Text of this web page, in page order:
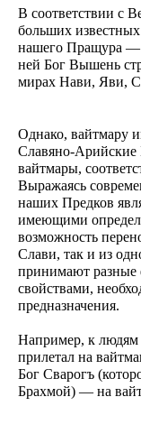
В соответствии с
больших
нашего Пращура
ней Бог Вышень
мирах Нави, Яви,
Однако, вайтмару
Славяно-
вайтмары,
Выражаясь
наших Предков
имеющими
возможность
Слави, так и из
принимают
свойствами,
предназначения.
Например, к
прилетал на
Бог Сварогъ
Брахмой) — на